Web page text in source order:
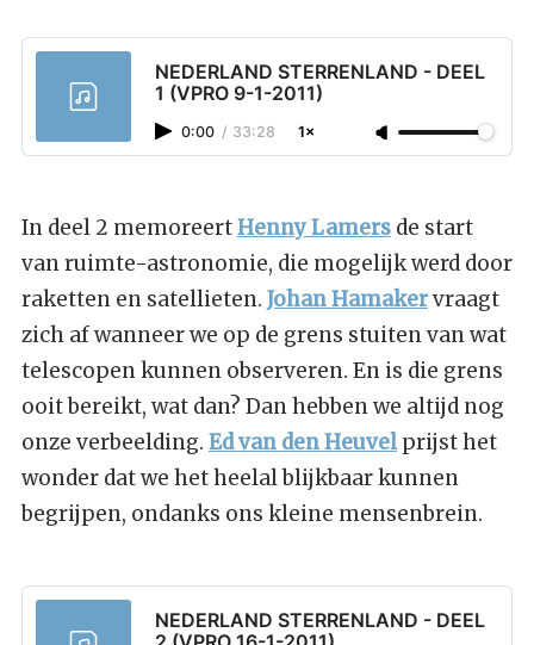
NEDERLAND STERRENLAND - DEEL
1 (VPRO 9-1-2011)
0:00 / 33:28 1×
In deel 2 memoreertHenny Lamersde start
van ruimte-astronomie, die mogelijk werd door
raketten en satellieten. Johan Hamakervraagt
zich af wanneer we op de grens stuiten van wat
telescopen kunnen observeren. En is die grens
ooit bereikt, wat dan? Dan hebben we altijd nog
onze verbeelding. Ed van den Heuvelprijst het
wonder dat we het heelal blijkbaar kunnen
begrijpen, ondanks ons kleine mensenbrein.
NEDERLAND STERRENLAND - DEEL